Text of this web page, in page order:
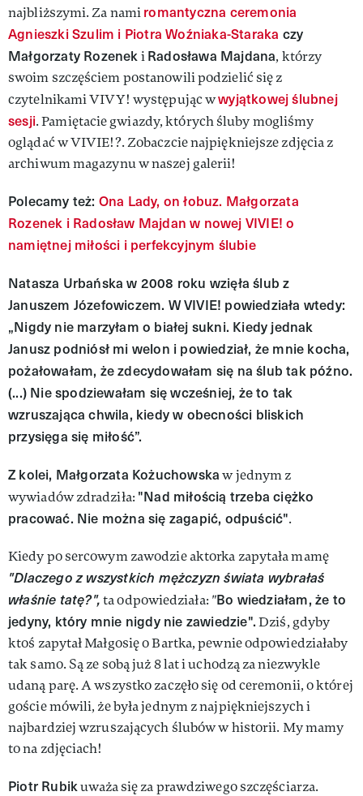
najbliższymi. Za namiromantyczna ceremonia
Agnieszki Szulim i Piotra Woźniaka-Staraka czy
Małgorzaty RozenekiRadosława Majdana, którzy
swoim szczęściem postanowili podzielić się z
czytelnikami VIVY! występując wwyjątkowej ślubnej
sesji. Pamiętacie gwiazdy, których śluby mogliśmy
oglądać w VIVIE!?. Zobaczcie najpiękniejsze zdjęcia z
archiwum magazynu w naszej galerii!
Polecamy też: Ona Lady, on łobuz. Małgorzata
Rozenek i Radosław Majdan w nowej VIVIE! o
namiętnej miłości i perfekcyjnym ślubie
Natasza Urbańska w 2008 roku wzięła ślub z
Januszem Józefowiczem. W VIVIE! powiedziała wtedy:
„Nigdy nie marzyłam o białej sukni. Kiedy jednak
Janusz podniósł mi welon i powiedział, że mnie kocha,
pożałowałam, że zdecydowałam się na ślub tak późno.
(...) Nie spodziewałam się wcześniej, że to tak
wzruszająca chwila, kiedy w obecności bliskich
przysięga się miłość”.
Z kolei, Małgorzata Kożuchowskaw jednym z
wywiadów zdradziła: "Nad miłością trzeba ciężko
pracować. Nie można się zagapić, odpuścić".
Kiedy po sercowym zawodzie aktorka zapytała mamę
"Dlaczego z wszystkich mężczyzn świata wybrałaś
właśnie tatę?",ta odpowiedziała: "Bo wiedziałam, że to
jedyny, który mnie nigdy nie zawiedzie".Dziś, gdyby
ktoś zapytał Małgosię o Bartka, pewnie odpowiedziałaby
tak samo. Są ze sobą już 8 lat i uchodzą za niezwykle
udaną parę. A wszystko zaczęło się od ceremonii, o której
goście mówili, że była jednym z najpiękniejszych i
najbardziej wzruszających ślubów w historii. My mamy
to na zdjęciach!
Piotr Rubikuważa się za prawdziwego szczęściarza.